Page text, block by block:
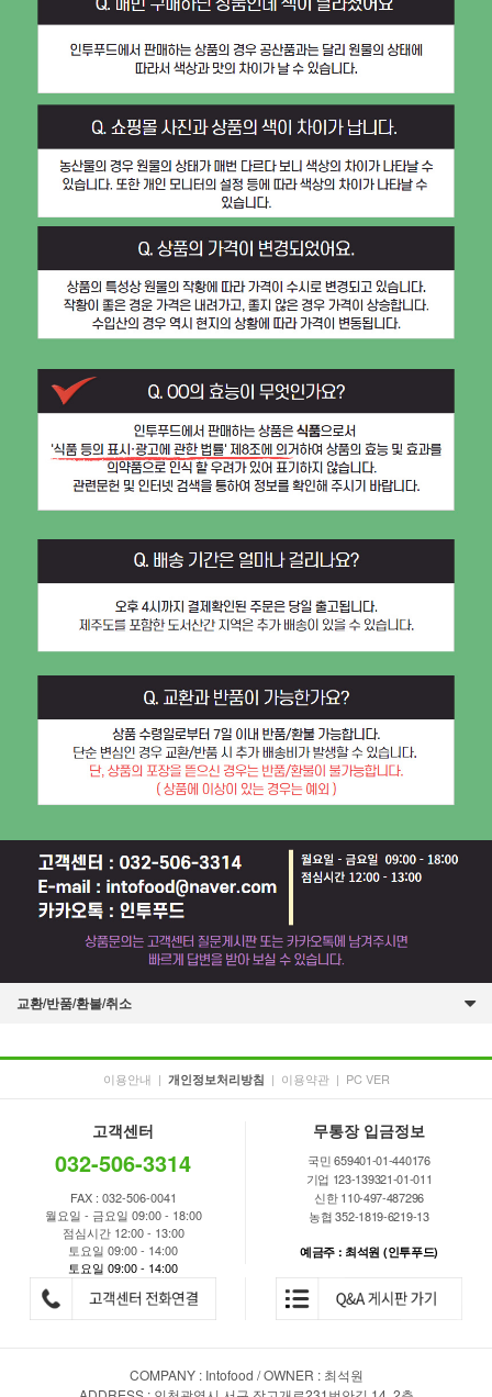
교환/반품/환불/취소
이용안내 | 개인정보처리방침 | 이용약관 | PC VER
고객센터
032-506-3314
FAX : 032-506-0041
월요일 - 금요일 09:00 - 18:00
점심시간 12:00 - 13:00
토요일 09:00 - 14:00
토요일 09:00 - 14:00
무통장 입금정보
국민 659401-01-440176
기업 123-139321-01-011
신한 110-497-487296
농협 352-1819-6219-13
예금주 : 최석원 (인투푸드)
COMPANY : Intofood / OWNER : 최석원